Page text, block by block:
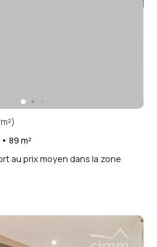
89 m²
au prix moyen dans la zone